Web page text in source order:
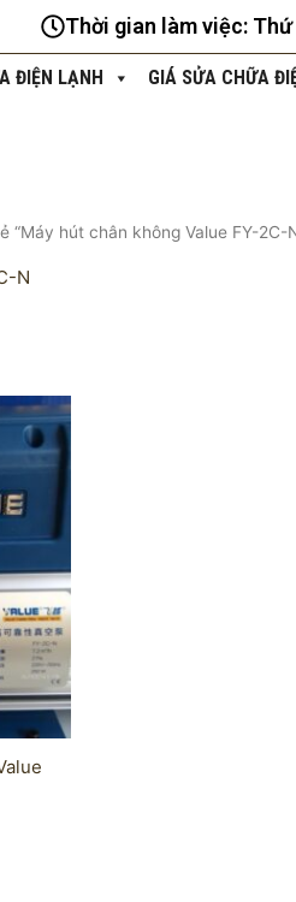
Thời gian làm việc:
ĐIỆN LẠNH GIÁ SỬA CHỮA
“Máy hút chân không Value FY-2C-
N